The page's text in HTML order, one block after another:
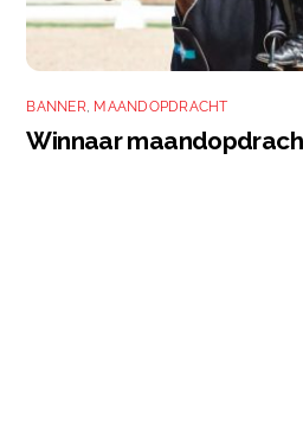
BANNER MAANDOPDRACHT
Winnaar